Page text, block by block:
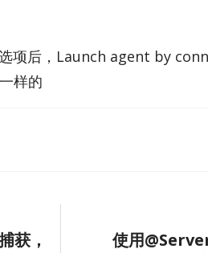
项后，Launch agent by
样的
获，
使用